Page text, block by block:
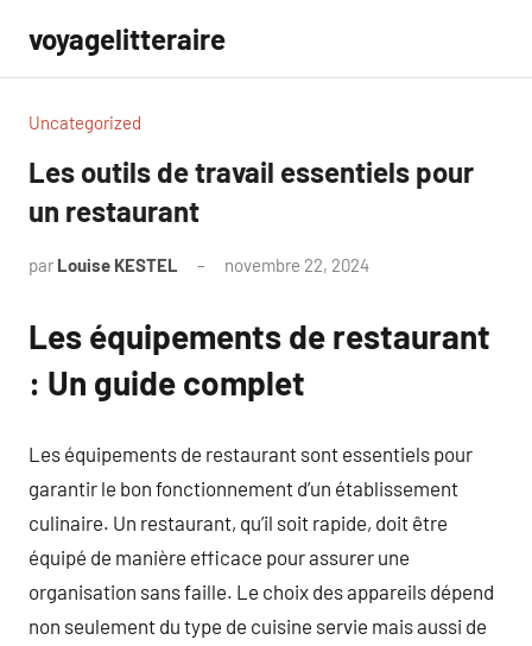
contenu
voyagelitteraire
Uncategorized
Les outils de travail essentiels pour
un restaurant
par Louise KESTEL novembre 22, 2024
Les équipements de restaurant
: Un guide complet
Les équipements de restaurant sont essentiels pour
garantir le bon fonctionnement d’un établissement
culinaire. Un restaurant, qu’il soit rapide, doit être
équipé de manière efficace pour assurer une
organisation sans faille. Le choix des appareils dépend
non seulement du type de cuisine servie mais aussi de